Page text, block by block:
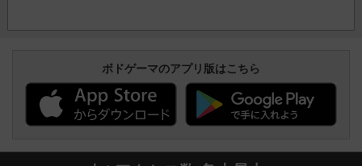
ボドゲーマのアプリ版はこちら